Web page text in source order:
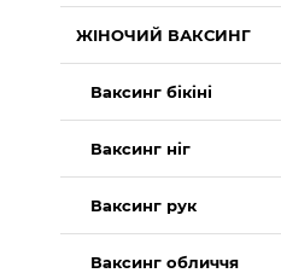
ЖІНОЧИЙ ВАКСИНГ
Ваксинг бікіні
Ваксинг ніг
Ваксинг рук
Ваксинг обличчя